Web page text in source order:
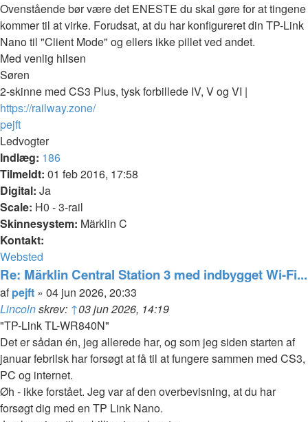
Ovenstående bør være det ENESTE du skal gøre for at tingene
kommer til at virke. Forudsat, at du har konfigureret din TP-Link
Nano til "Client Mode" og ellers ikke pillet ved andet.
Med venlig hilsen
Søren
2-skinne med CS3 Plus, tysk forbillede IV, V og VI |
https://railway.zone/
Top
pejft
Ledvogter
Indlæg: 186
Tilmeldt: 01 feb 2016, 17:58
Digital: Ja
Scale: H0 - 3-rail
Skinnesystem: Märklin C
Kontakt:
Kontakt
pejft
Websted
Re: Märklin Central Station 3 med indbygget Wi-Fi...
Citer
Indlæg
afpejft » 04 jun 2026, 20:33
Lincolnskrev: ↑03 jun 2026, 14:19
"TP-Link TL-WR840N"
Det er sådan én, jeg allerede har, og som jeg siden starten af
januar febrilsk har forsøgt at få til at fungere sammen med CS3,
PC og internet.
Øh - ikke forstået. Jeg var af den overbevisning, at du har
forsøgt dig med en TP Link Nano.